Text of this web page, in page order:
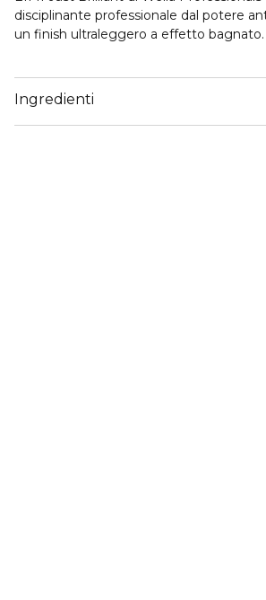
disciplinante professionale dal potere
un finish ultraleggero a effetto bagnato.
un look definito e luminoso.
Livello tenuta: 1/5
Ingredienti